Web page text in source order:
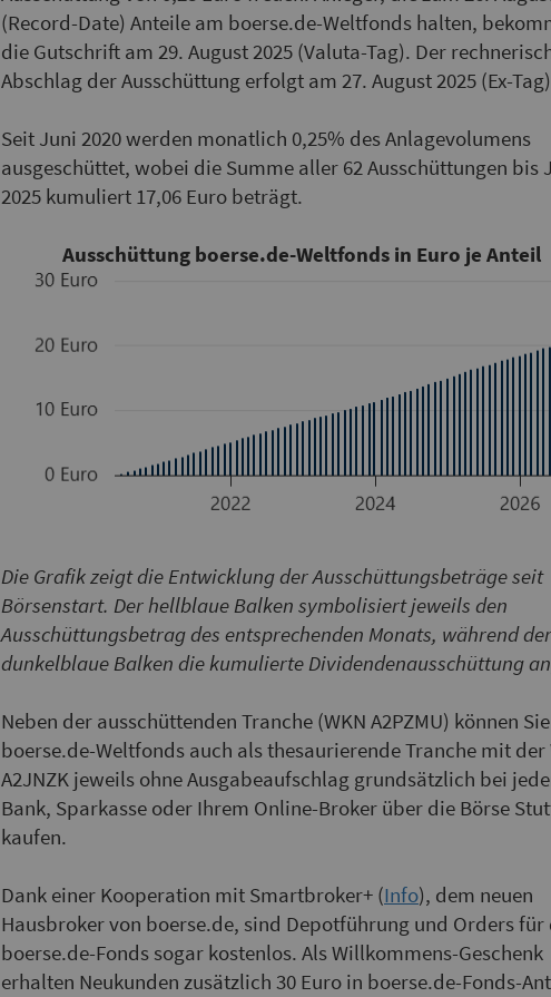
(Record-Date) Anteile am boerse.de-Weltfonds halten,
die Gutschrift am 29. August 2025 (Valuta-Tag). Der
Abschlag der Ausschüttung erfolgt am 27. August 2025 (Ex-
Seit Juni 2020 werden monatlich 0,25% des Anlagevolumens
ausgeschüttet, wobei die Summe aller 62 Ausschüttungen bis
2025 kumuliert 17,06 Euro beträgt.
Ausschüttung boerse.de-Weltfonds in Euro je Anteil
Die Grafik zeigt die Entwicklung der Ausschüttungsbeträge seit
Börsenstart. Der hellblaue Balken symbolisiert jeweils den
Ausschüttungsbetrag des entsprechenden Monats, während der
dunkelblaue Balken die kumulierte Dividendenausschüttung
Neben der ausschüttenden Tranche (WKN A2PZMU) können
boerse.de-Weltfonds auch als thesaurierende Tranche mit der
A2JNZK jeweils ohne Ausgabeaufschlag grundsätzlich bei
Bank, Sparkasse oder Ihrem Online-Broker über die Börse
kaufen.
Dank einer Kooperation mit Smartbroker+ (Info), dem neuen
Hausbroker von boerse.de, sind Depotführung und Orders für
boerse.de-Fonds sogar kostenlos. Als Willkommens-Geschenk
erhalten Neukunden zusätzlich 30 Euro in boerse.de-Fonds-